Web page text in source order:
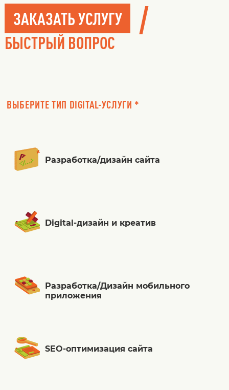
ЗАКАЗАТЬ УСЛУГУ /
БЫСТРЫЙ ВОПРОС
ВЫБЕРИТЕ ТИП DIGITAL-УСЛУГИ *
Разработка/дизайн сайта
Digital-дизайн и креатив
Разработка/Дизайн мобильного
приложения
SEO-оптимизация сайта